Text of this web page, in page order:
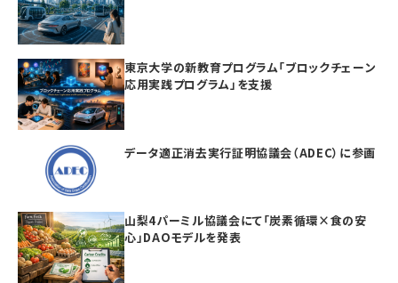
東京大学の新教育プログラム「ブロックチェーン
応用実践プログラム」を支援
データ適正消去実行証明協議会（ADEC）に参画
山梨4パーミル協議会にて「炭素循環×食の安
心」DAOモデルを発表